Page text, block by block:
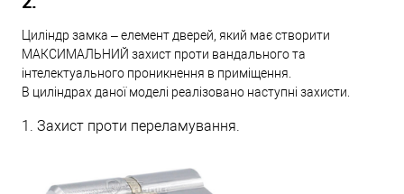
Циліндр замка – елемент дверей, який має створити
МАКСИМАЛЬНИЙ захист проти вандального та
інтелектуального проникнення в приміщення.
В циліндрах даної моделі реалізовано наступні захисти.
1. Захист проти переламування.